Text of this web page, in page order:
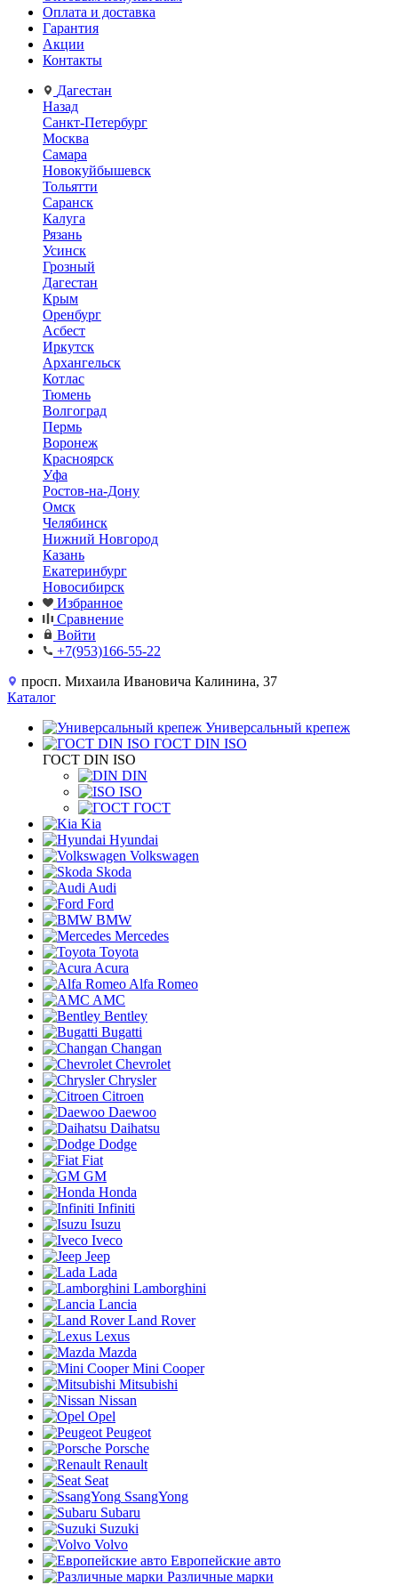
Оплата и доставка
Гарантия
Акции
Контакты
Дагестан
Назад
Санкт-Петербург
Москва
Самара
Новокуйбышевск
Тольятти
Саранск
Калуга
Рязань
Усинск
Грозный
Дагестан
Крым
Оренбург
Асбест
Иркутск
Архангельск
Котлас
Тюмень
Волгоград
Пермь
Воронеж
Красноярск
Уфа
Ростов-на-Дону
Омск
Челябинск
Нижний Новгород
Казань
Екатеринбург
Новосибирск
Избранное
Сравнение
Войти
+7(953)166-55-22
просп. Михаила Ивановича Калинина, 37
Каталог
Универсальный крепеж
ГОСТ DIN ISO
ГОСТ DIN ISO
DIN
ISO
ГОСТ
Kia
Hyundai
Volkswagen
Skoda
Audi
Ford
BMW
Mercedes
Toyota
Acura
Alfa Romeo
AMC
Bentley
Bugatti
Changan
Chevrolet
Chrysler
Citroen
Daewoo
Daihatsu
Dodge
Fiat
GM
Honda
Infiniti
Isuzu
Iveco
Jeep
Lada
Lamborghini
Lancia
Land Rover
Lexus
Mazda
Mini Cooper
Mitsubishi
Nissan
Opel
Peugeot
Porsche
Renault
Seat
SsangYong
Subaru
Suzuki
Volvo
Европейские авто
Различные марки